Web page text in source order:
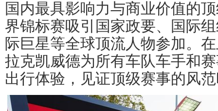
国内最具影响力与商业价值的
界锦标赛吸引国家政要、国际
际巨星等全球顶流人物参加。
拉克凯威德为所有车队车手和
出行体验，见证顶级赛事的风